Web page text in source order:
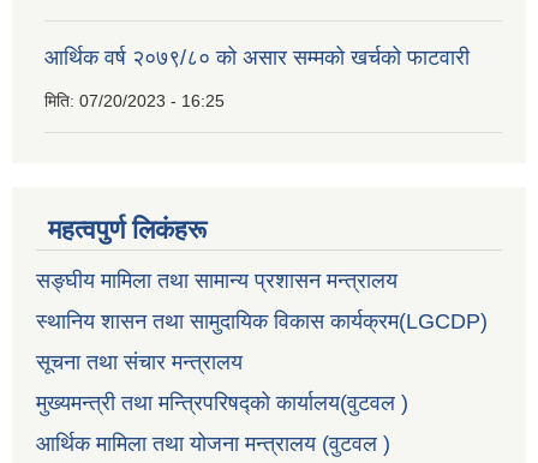
आर्थिक वर्ष २०७९/८० को असार सम्मको खर्चको फाटवारी
मिति: 07/20/2023 - 16:25
महत्वपुर्ण लिकंहरू
सङ्घीय मामिला तथा सामान्य प्रशासन मन्त्रालय
स्थानिय शासन तथा सामुदायिक विकास कार्यक्रम(LGCDP)
सूचना तथा संचार मन्त्रालय
मुख्यमन्त्री तथा मन्त्रिपरिषद्को कार्यालय(वुटवल )
आर्थिक मामिला तथा योजना मन्त्रालय (वुटवल )